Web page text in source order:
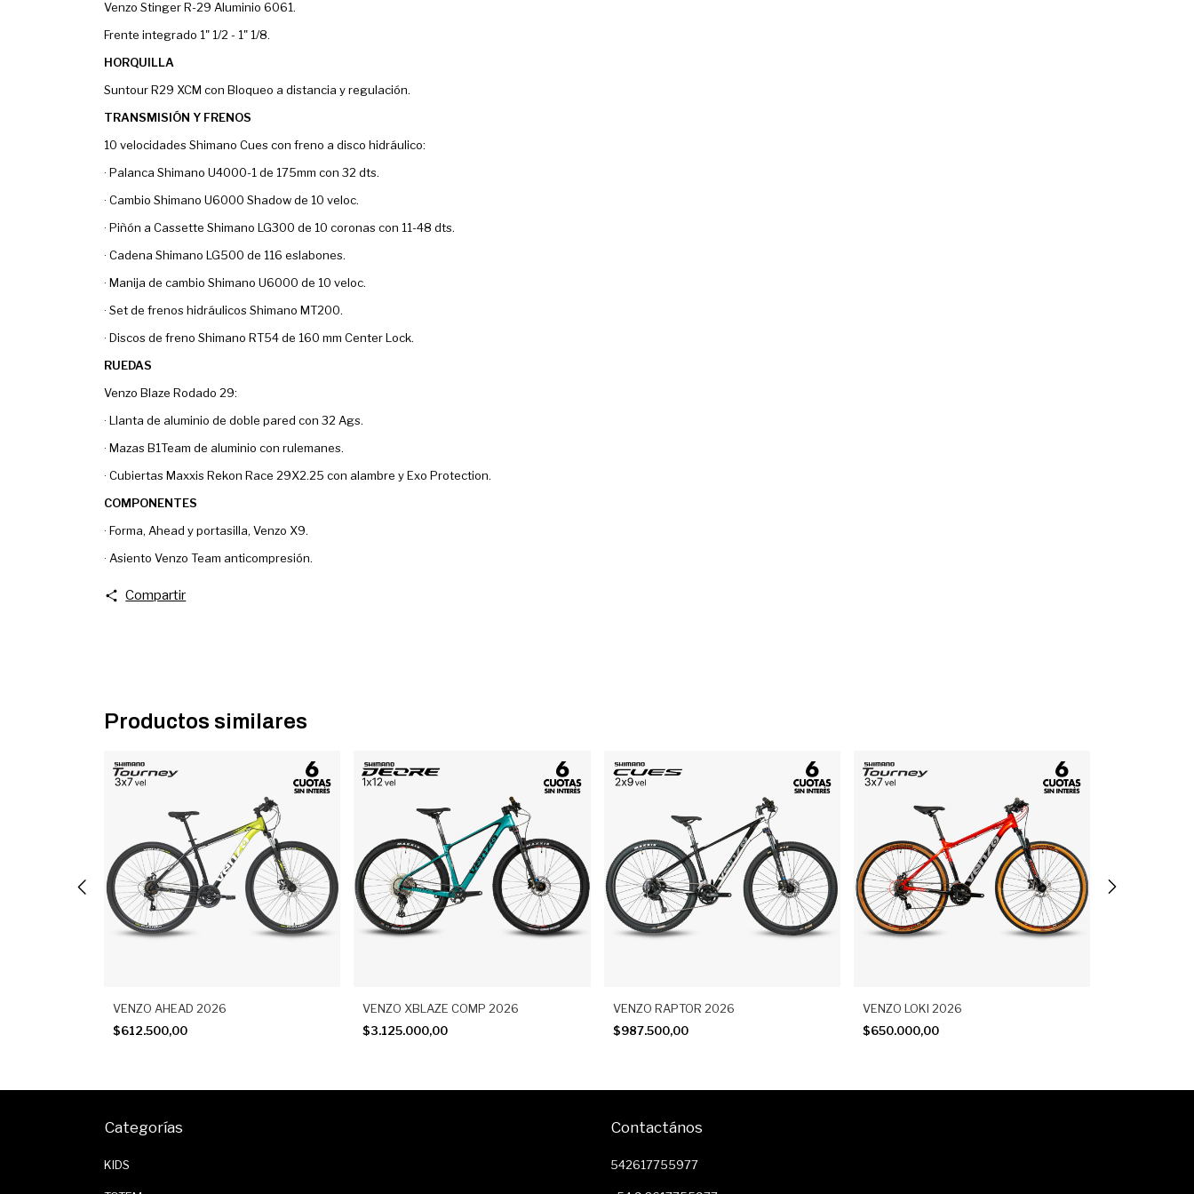
Venzo Stinger R-29 Aluminio 6061.
Frente integrado 1" 1/2 - 1" 1/8.
HORQUILLA
Suntour R29 XCM con Bloqueo a distancia y regulación.
TRANSMISIÓN Y FRENOS
10 velocidades Shimano Cues con freno a disco hidráulico:
· Palanca Shimano U4000-1 de 175mm con 32 dts.
· Cambio Shimano U6000 Shadow de 10 veloc.
· Piñón a Cassette Shimano LG300 de 10 coronas con 11-48 dts.
· Cadena Shimano LG500 de 116 eslabones.
· Manija de cambio Shimano U6000 de 10 veloc.
· Set de frenos hidráulicos Shimano MT200.
· Discos de freno Shimano RT54 de 160 mm Center Lock.
RUEDAS
Venzo Blaze Rodado 29:
· Llanta de aluminio de doble pared con 32 Ags.
· Mazas B1Team de aluminio con rulemanes.
· Cubiertas Maxxis Rekon Race 29X2.25 con alambre y Exo Protection.
COMPONENTES
· Forma, Ahead y portasilla, Venzo X9.
· Asiento Venzo Team anticompresión.
Compartir
Productos similares
VENZO AHEAD 2026
$612.500,00
VENZO XBLAZE COMP 2026
$3.125.000,00
VENZO RAPTOR 2026
$987.500,00
VENZO LOKI 2026
$650.000,00
Categorías
KIDS
Contactános
542617755977